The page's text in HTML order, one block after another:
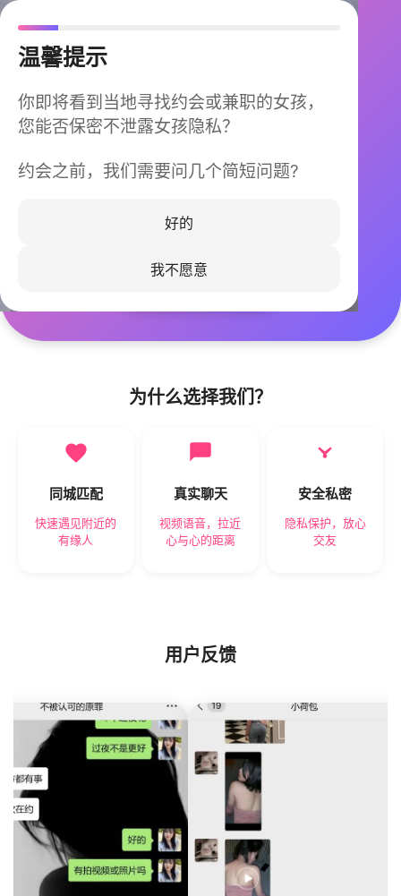
温馨提示
你即将看到当地寻找约会或兼职的女孩，
您能否保密不泄露女孩隐私？
约会之前，我们需要问几个简短问题?
好的
我不愿意
今晚不再孤单
同城快速匹配，马上认识身边的TA
立即下载
为什么选择我们？
同城匹配
快速遇见附近的
有缘人
真实聊天
视频语音，拉近
心与心的距离
安全私密
隐私保护，放心
交友
用户反馈